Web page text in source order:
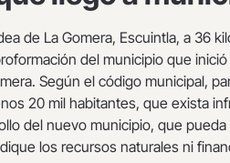
de La Gomera, Escuintla, a 36
del municipio que
Según el código municipal,
20 mil habitantes, que exista
del nuevo municipio, que
los recursos naturales ni